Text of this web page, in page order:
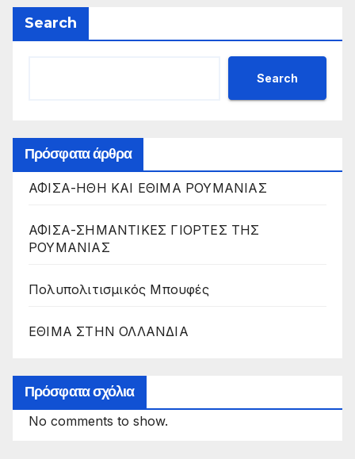
Search
Search
Πρόσφατα άρθρα
ΑΦΙΣΑ-ΗΘΗ ΚΑΙ ΕΘΙΜΑ ΡΟΥΜΑΝΙΑΣ
ΑΦΙΣΑ-ΣΗΜΑΝΤΙΚΕΣ ΓΙΟΡΤΕΣ ΤΗΣ
ΡΟΥΜΑΝΙΑΣ
Πολυπολιτισμικός Μπουφές
ΕΘΙΜΑ ΣΤΗΝ ΟΛΛΑΝΔΙΑ
Πρόσφατα σχόλια
No comments to show.